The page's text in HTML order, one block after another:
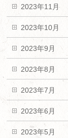
2023年11月
2023年10月
2023年9月
2023年8月
2023年7月
2023年6月
2023年5月